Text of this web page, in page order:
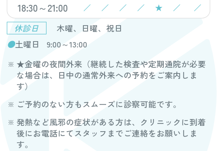
18:30～21:00 ／ ／ ／ ／ ★ ／ ／
休診日
木曜、日曜、祝日
●土曜日
9:00～13:00
★金曜の夜間外来（継続した検査や定期通院が必要
な場合は、日中の通常外来への予約をご案内しま
す）
ご予約のない方もスムーズに診察可能です。
発熱など風邪の症状がある方は、クリニックに到着
後にお電話にてスタッフまでご連絡をお願いしま
す。